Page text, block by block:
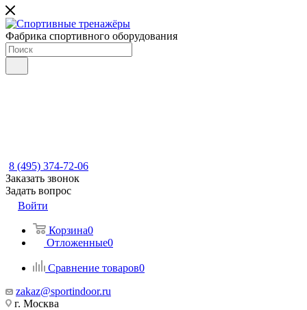
Фабрика спортивного оборудования
8 (495) 374-72-06
Заказать звонок
Задать вопрос
Войти
Корзина0
Отложенные0
Сравнение товаров0
zakaz@sportindoor.ru
г. Москва